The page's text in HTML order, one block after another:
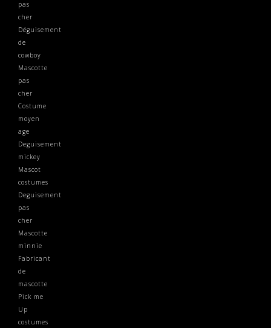
pas
cher
Déguisement
de
cowboy
Mascotte
pas
cher
Costume
moyen
age
Deguisement
mickey
Mascot
costumes
Deguisement
pas
cher
Mascotte
minnie
Fabricant
de
mascotte
Pick me
Up
costumes